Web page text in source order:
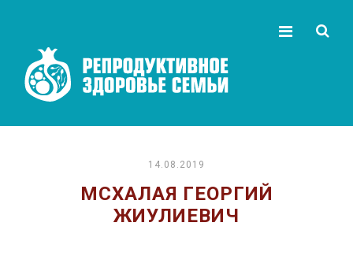
14.08.2019
МСХАЛАЯ ГЕОРГИЙ
ЖИУЛИЕВИЧ